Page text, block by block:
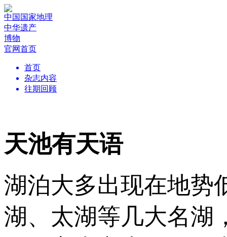
中国国家地理
中华遗产
博物
官网首页
首页
杂志内容
往期回顾
天池有天语
湖泊大多出现在地势
湖、太湖等几大名湖